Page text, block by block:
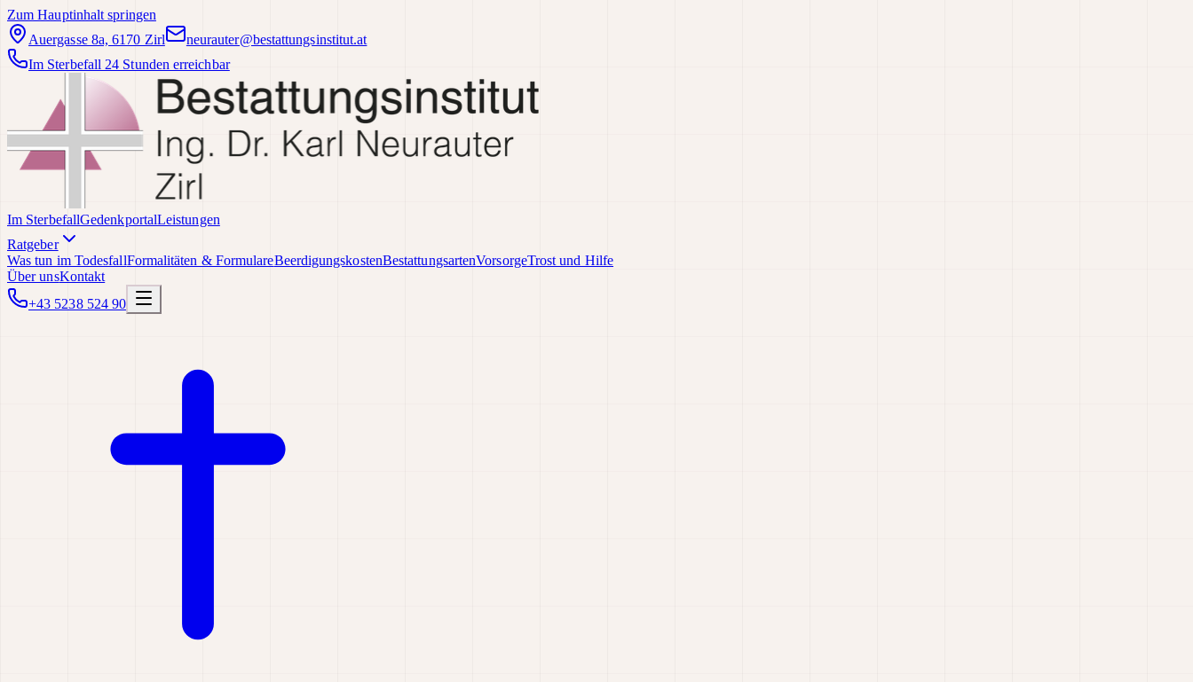
Zum Hauptinhalt springen
Auergasse 8a, 6170 Zirl
neurauter@bestattungsinstitut.at
Im Sterbefall 24 Stunden erreichbar
Im SterbefallGedenkportalLeistungen
Ratgeber
Was tun im TodesfallFormalitäten & FormulareBeerdigungskostenBestattungsartenVorsorgeTrost und Hilfe
Über unsKontakt
+43 5238 524 90